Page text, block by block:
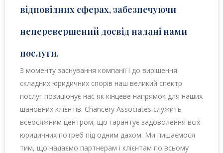
відповідних сферах, забезпечуючи
неперевершений досвід надані нами
послуги.
З моменту заснування компанії і до вирішення
складних юридичних спорів наш великий спектр
послуг позиціонує нас як кінцеве напрямок для наших
шановних клієнтів. Chancery Associates служить
всеосяжним центром, що гарантує задоволення всіх
юридичних потреб під одним дахом. Ми пишаємося
тим, що надаємо партнерам і клієнтам по всьому